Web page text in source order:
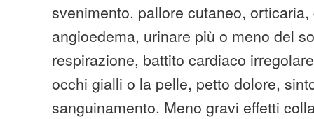
svenimento, pallore cutaneo,
angioedema, urinare più o meno del
respirazione, battito cardiaco
occhi gialli o la pelle, petto dolore,
sanguinamento. Meno gravi effetti